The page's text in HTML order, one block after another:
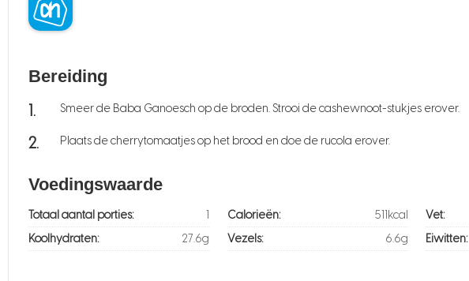
Bereiding
Smeer de Baba Ganoesch op de broden. Strooi de cashewnoot-stukjes erover.
Plaats de cherrytomaatjes op het brood en doe de rucola erover.
Voedingswaarde
Totaal aantal porties: 1 Calorieën: 511kcal Vet:
Koolhydraten:
27.6g Vezels: 6.6g Eiwitten: